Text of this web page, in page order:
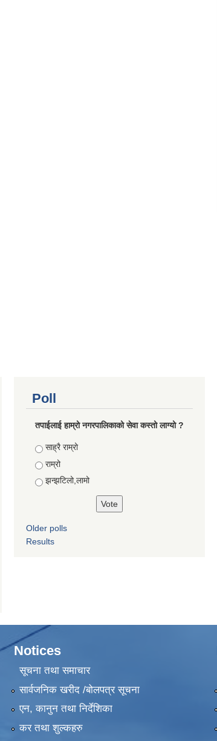
Poll
तपाईलाई हाम्रो नगरपालिकाको सेवा कस्तो लाग्यो ?
Choices
साह्रै राम्रो
राम्रो
झन्झटिलो,लामो
Older polls
Results
Notices
सूचना तथा समाचार
सार्वजनिक खरीद /बोलपत्र सूचना
एन, कानुन तथा निर्देशिका
कर तथा शुल्कहरु